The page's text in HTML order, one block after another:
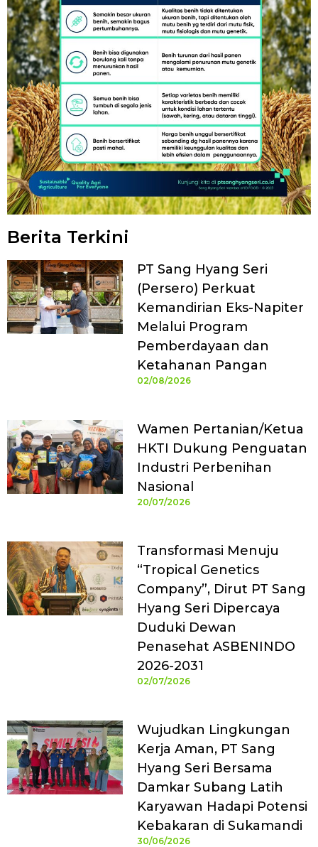
Berita Terkini
PT Sang Hyang Seri
(Persero) Perkuat
Kemandirian Eks-Napiter
Melalui Program
Pemberdayaan dan
Ketahanan Pangan
02/08/2026
Wamen Pertanian/Ketua
HKTI Dukung Penguatan
Industri Perbenihan
Nasional
20/07/2026
Transformasi Menuju
“Tropical Genetics
Company”, Dirut PT Sang
Hyang Seri Dipercaya
Duduki Dewan
Penasehat ASBENINDO
2026-2031
02/07/2026
Wujudkan Lingkungan
Kerja Aman, PT Sang
Hyang Seri Bersama
Damkar Subang Latih
Karyawan Hadapi Potensi
Kebakaran di Sukamandi
30/06/2026